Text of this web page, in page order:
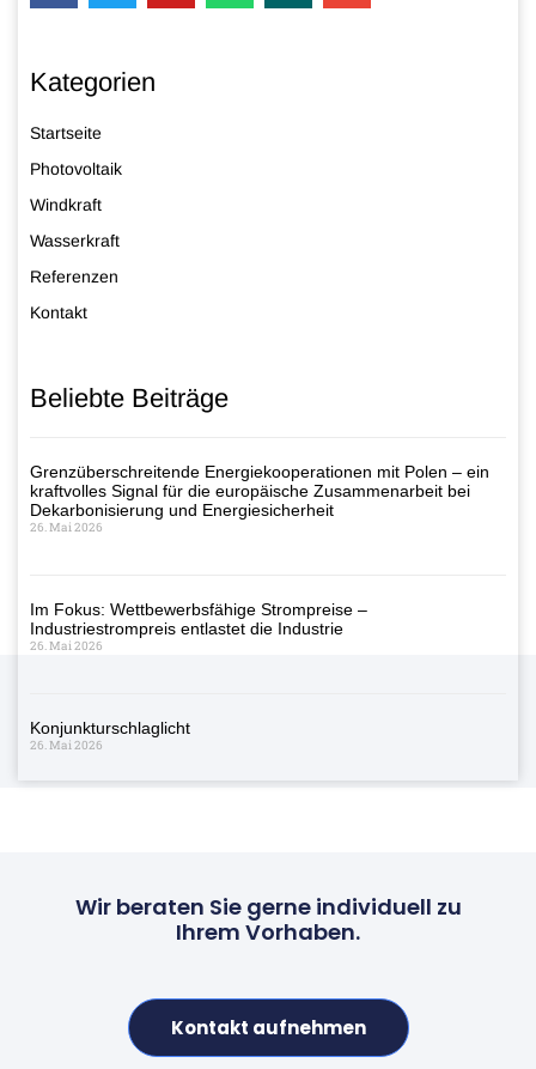
Kategorien
Startseite
Photovoltaik
Windkraft
Wasserkraft
Referenzen
Kontakt
Beliebte Beiträge
Grenzüberschreitende Energiekooperationen mit Polen – ein
kraftvolles Signal für die europäische Zusammenarbeit bei
Dekarbonisierung und Energiesicherheit
26. Mai 2026
Im Fokus: Wettbewerbsfähige Strompreise –
Industriestrompreis entlastet die Industrie
26. Mai 2026
Konjunkturschlaglicht
26. Mai 2026
Wir beraten Sie gerne individuell zu
Ihrem Vorhaben.
Kontakt aufnehmen